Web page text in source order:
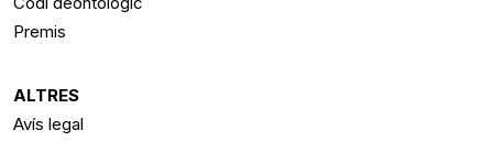
Premis
ALTRES
Avís legal